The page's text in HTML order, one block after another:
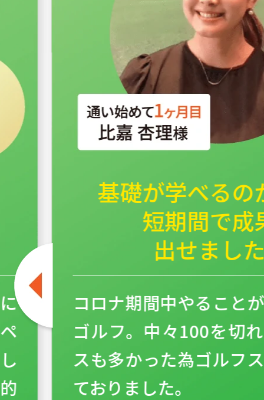
基礎が学べるの
短期間で成
出せまし
コロナ期間中やること
ゴルフ。中々100を切
スも多かった為ゴルフ
ておりました。